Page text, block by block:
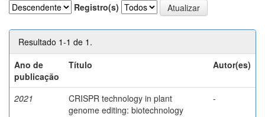
Registro(s)
Resultado 1-1 de 1.
Ano de
publicação
Título Autor(es)
2021
CRISPR technology in plant
genome editing: biotechnology
-